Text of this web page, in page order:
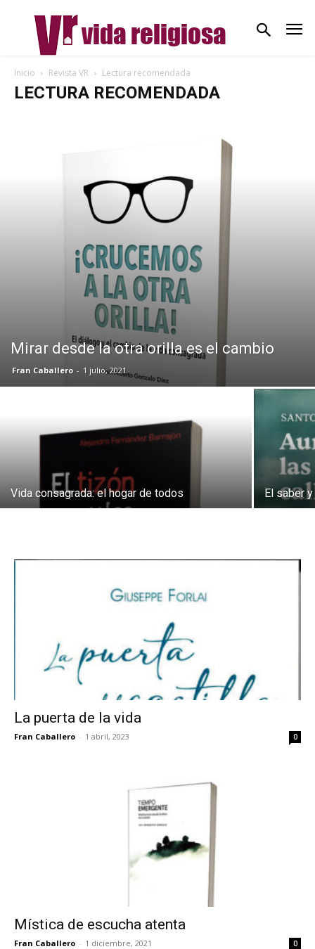
Inicio Revista VR Lectura recomendada
LECTURA RECOMENDADA
Mirar desde la otra orilla es el cambio
Fran Caballero - 1 julio, 2021
Vida consagrada: el hogar de todos El saber
La puerta de la vida
Fran Caballero - 1 abril, 2023 0
Mística de escucha atenta
Fran Caballero - 1 diciembre, 2021 0